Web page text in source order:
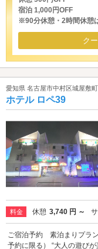
宿泊 1,000円OFF
※90分休憩・2時間休憩
ク
愛知県 名古屋市中村区城屋敷町
ホテル ロペ39
料金 休憩 3,740 円 ～
ご宿泊予約 素泊まりプラ
予約に限る） “大人の遊び